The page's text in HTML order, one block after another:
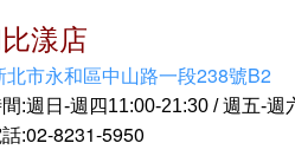
漾店
北市永和區中山路一段238號B2
:週日-週四11:00-21:30 / 週五-週
:02-8231-5950